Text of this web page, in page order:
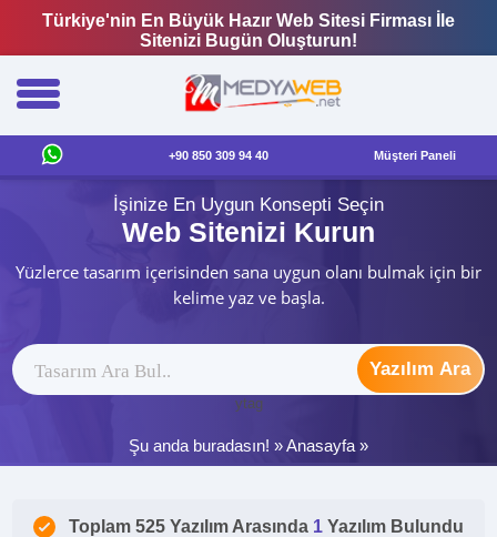
Türkiye'nin En Büyük Hazır Web Sitesi Firması İle
Sitenizi Bugün Oluşturun!
+90 850 309 94 40 Müşteri Paneli
İşinize En Uygun Konsepti Seçin
Web Sitenizi Kurun
Yüzlerce tasarım içerisinden sana uygun olanı bulmak için bir
kelime yaz ve başla.
Yazılım Ara
ytag
Şu anda buradasın! »Anasayfa »
Toplam 525 Yazılım Arasında 1 Yazılım Bulundu